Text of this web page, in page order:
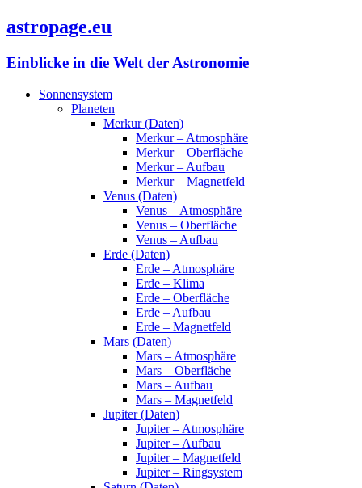
astropage.eu
Einblicke in die Welt der Astronomie
Sonnensystem
Planeten
Merkur (Daten)
Merkur – Atmosphäre
Merkur – Oberfläche
Merkur – Aufbau
Merkur – Magnetfeld
Venus (Daten)
Venus – Atmosphäre
Venus – Oberfläche
Venus – Aufbau
Erde (Daten)
Erde – Atmosphäre
Erde – Klima
Erde – Oberfläche
Erde – Aufbau
Erde – Magnetfeld
Mars (Daten)
Mars – Atmosphäre
Mars – Oberfläche
Mars – Aufbau
Mars – Magnetfeld
Jupiter (Daten)
Jupiter – Atmosphäre
Jupiter – Aufbau
Jupiter – Magnetfeld
Jupiter – Ringsystem